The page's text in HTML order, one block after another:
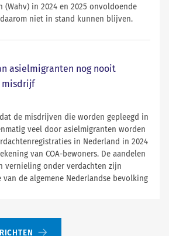
(Wahv) in 2024 en 2025 onvoldoende
niet in stand kunnen blijven.
asielmigranten nog nooit
misdrijf
de misdrijven die worden gepleegd in
veel door asielmigranten worden
in Nederland in 2024
van COA-bewoners. De aandelen
vernieling onder verdachten zijn
de algemene Nederlandse bevolking